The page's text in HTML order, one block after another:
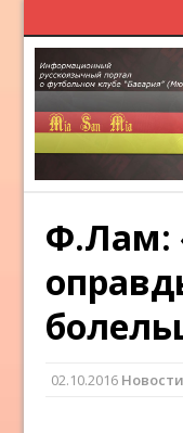
Ф.Лам:
02.10.2016 Новости